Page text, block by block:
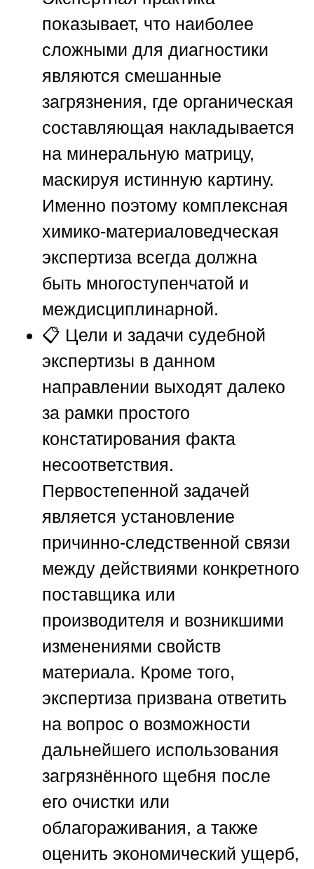
показывает, что наиболее
сложными для диагностики
являются смешанные
загрязнения, где органическая
составляющая накладывается
на минеральную матрицу,
маскируя истинную картину.
Именно поэтому комплексная
химико-материаловедческая
экспертиза всегда должна
быть многоступенчатой и
междисциплинарной.
📋 Цели и задачи судебной
экспертизы в данном
направлении выходят далеко
за рамки простого
констатирования факта
несоответствия.
Первостепенной задачей
является установление
причинно-следственной связи
между действиями конкретного
поставщика или
производителя и возникшими
изменениями свойств
материала. Кроме того,
экспертиза призвана ответить
на вопрос о возможности
дальнейшего использования
загрязнённого щебня после
его очистки или
облагораживания, а также
оценить экономический ущерб,